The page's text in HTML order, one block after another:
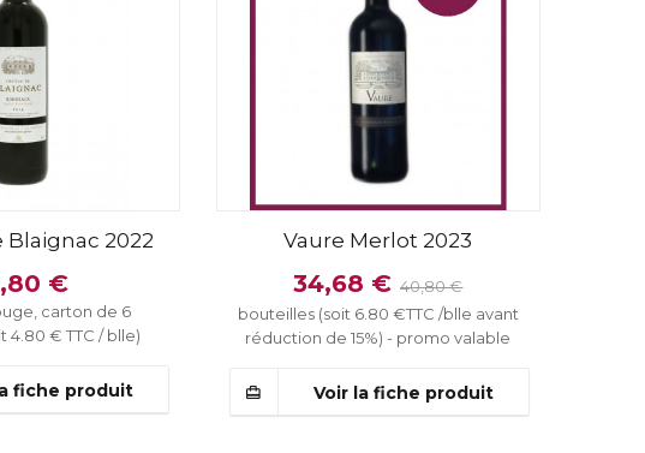
Blaignac 2022
€
carton de 6
4.80 € TTC / blle)
fiche produit
Vaure Merlot 2023
34,68 € 40,80 €
Bodeaux rouge, Carton de 6
bouteilles (soit 6.80 €TTC /blle avant
réduction de 15%) - promo valable
Voir la fiche produit